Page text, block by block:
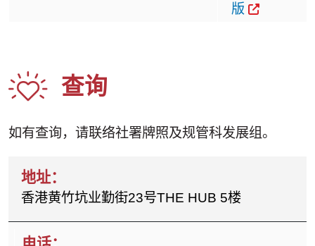
版
查询
如有查询，请联络社署牌照及规管科发展组。
香港黄竹坑业勤街23号THE HUB 5楼